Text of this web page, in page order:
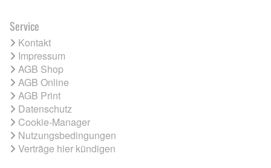
Service
Kontakt
Impressum
AGB Shop
AGB Online
AGB Print
Datenschutz
Cookie-Manager
Nutzungsbedingungen
Verträge hier kündigen